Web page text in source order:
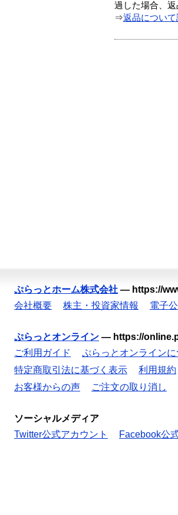
過した場合、返
⇒返品につい
ぷらっとホーム株式会社 — https://
会社概要
株主・投資家情報 電子
ぷらっとオンライン — https://
ご利用ガイド
ぷらっとオンラインに
特定商取引法に基づく表示
利用規約
お客様からの声
ご注文の取り消し
ソーシャルメディア
Twitter公式アカウント
Facebook公